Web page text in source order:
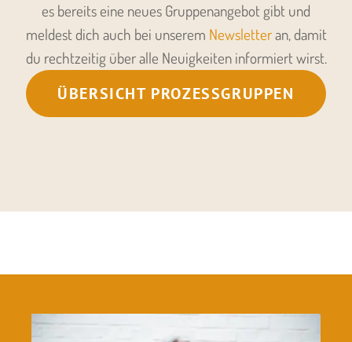
es bereits eine neues Gruppenangebot gibt und
meldest dich auch bei unserem Newsletteran, damit
du rechtzeitig über alle Neuigkeiten informiert wirst.
ÜBERSICHT PROZESSGRUPPEN